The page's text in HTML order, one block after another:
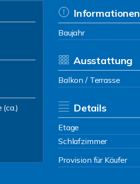
(ca.)
Informationen
Baujahr
Ausstattung
Balkon / Terrasse
Details
Etage
Schlafzimmer
Provision für Käufer